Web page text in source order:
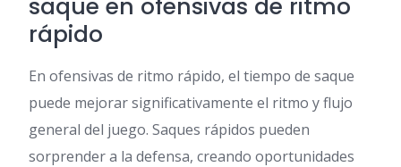
saque en ofensivas de ritmo
rápido
En ofensivas de ritmo rápido, el tiempo de saque
puede mejorar significativamente el ritmo y flujo
general del juego. Saques rápidos pueden
sorprender a la defensa, creando oportunidades